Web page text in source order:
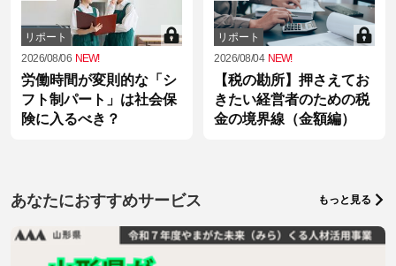
リポート
2026/08/06 NEW!
労働時間が変則的な「シ
フト制パート」は社会保
険に入るべき？
リポート
2026/08/04 NEW!
【税の勘所】押さえてお
きたい経営者のための税
金の境界線（金額編）
あなたにおすすめサービス もっと見る